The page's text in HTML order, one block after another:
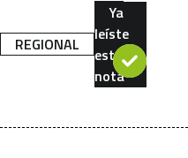
REGIONAL
Ya
leíste
esta
nota